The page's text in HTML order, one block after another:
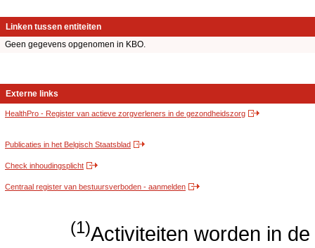
Linken tussen entiteiten
Geen gegevens opgenomen in KBO.
Externe links
HealthPro - Register van actieve zorgverleners in de gezondheidszorg
Publicaties in het Belgisch Staatsblad
Check inhoudingsplicht
Centraal register van bestuursverboden - aanmelden
(1)Activiteiten worden in